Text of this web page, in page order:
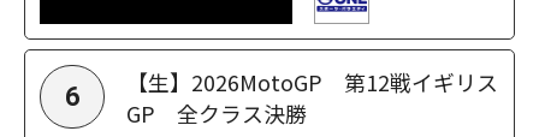
6
【生】2026MotoGP 第12戦イギリス
GP 全クラス決勝